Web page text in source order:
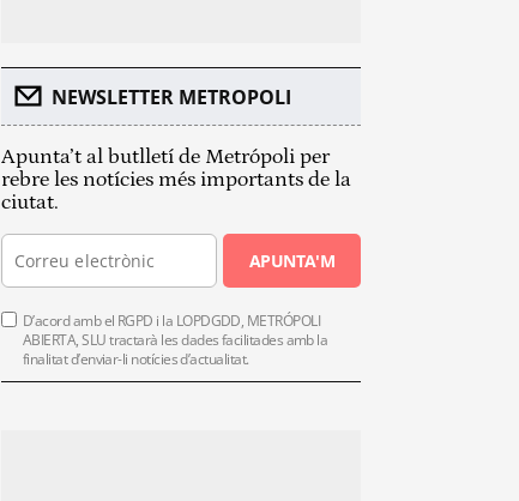
NEWSLETTER METROPOLI
Apunta’t al butlletí de Metrópoli per
rebre les notícies més importants de la
ciutat.
APUNTA'M
D’acord amb el RGPD i la LOPDGDD, METRÓPOLI
ABIERTA, SLU tractarà les dades facilitades amb la
finalitat d’enviar-li notícies d’actualitat.